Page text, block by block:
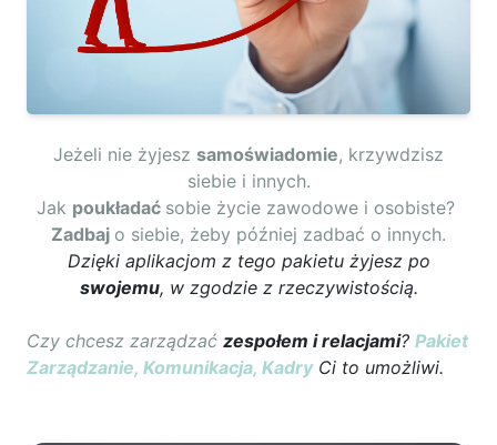
Jeżeli nie żyjesz samoświadomie, krzywdzisz
siebie i innych.
Jak poukładać sobie życie zawodowe i osobiste?
Zadbaj o siebie, żeby później zadbać o innych.
Dzięki aplikacjom z tego pakietu żyjesz po
swojemu, w zgodzie z rzeczywistością.
Czy chcesz zarządzać zespołem i relacjami? Pakiet
Zarządzanie, Komunikacja, KadryCi to umożliwi.